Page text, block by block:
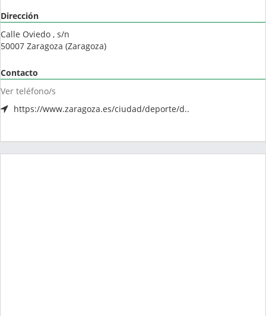
Dirección
Calle Oviedo , s/n
50007 Zaragoza (Zaragoza)
Contacto
Ver teléfono/s
https://www.zaragoza.es/ciudad/deporte/d..